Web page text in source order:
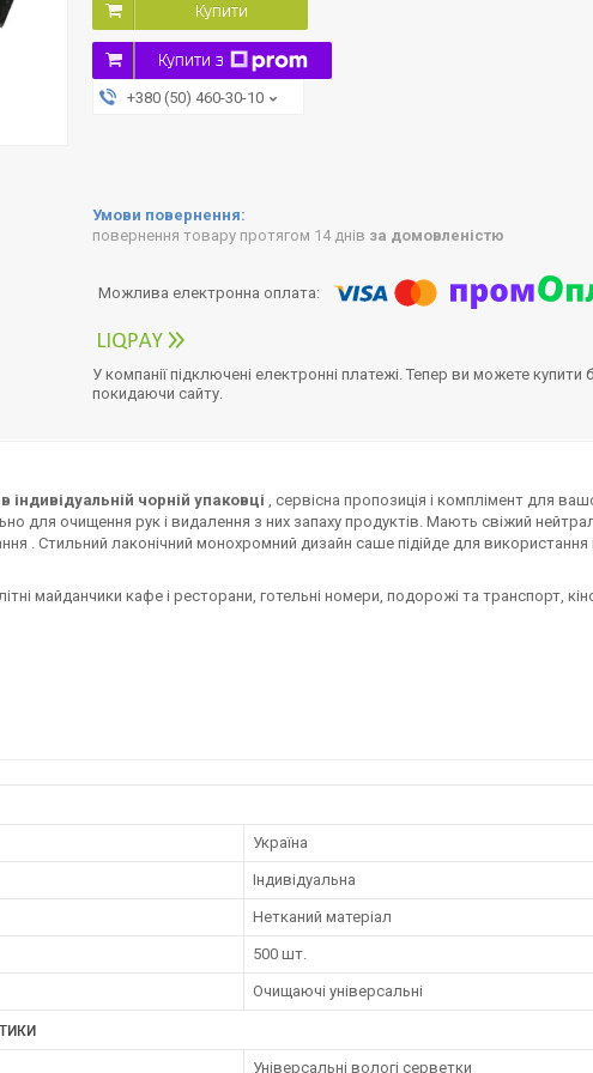
Купити
Купити з
+380 (50) 460-30-10
повернення товару протягом 14 днів за домовленістю
У компанії підключені електронні платежі. Тепер ви можете купити
покидаючи сайту.
індивідуальній чорній упаковці , сервісна пропозиція і комплімент для
для очищення рук і видалення з них запаху продуктів. Мають свіжий
. Стильний лаконічний монохромний дизайн саше підійде для використання
майданчики кафе і ресторани, готельні номери, подорожі та транспорт,
Україна
Індивідуальна
Нетканий матеріал
500 шт.
Очищаючі універсальні
Універсальні вологі серветки